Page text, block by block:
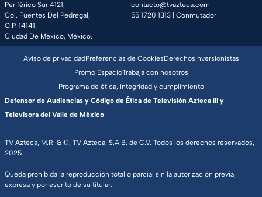
Periférico Sur 4121,
Col. Fuentes Del Pedregal,
C.P. 14141,
Ciudad De México, México.
contacto@tvazteca.com
55 1720 1313 | Conmutador
TV Azteca, M.R. & ©, TV Azteca, S.A.B. de C.V. Todos los derechos reservados,
2025.
Queda prohibida la reproducción total o parcial sin la autorización previa,
expresa y por escrito de su titular.
Aviso de privacidadPreferencias de CookiesDerechosInversionistas
Promo EspacioTrabaja con nosotros
Programa de ética, integridad y cumplimiento
Defensor de Audiencias y Código de Ética de Televisión Azteca III y
Televisora del Valle de México